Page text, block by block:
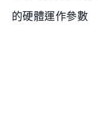
的硬體運作參數